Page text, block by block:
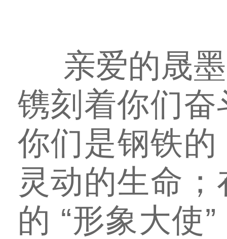
亲爱的晟
镌刻着你们
你们是钢铁的
灵动的生命
的 “形象大使